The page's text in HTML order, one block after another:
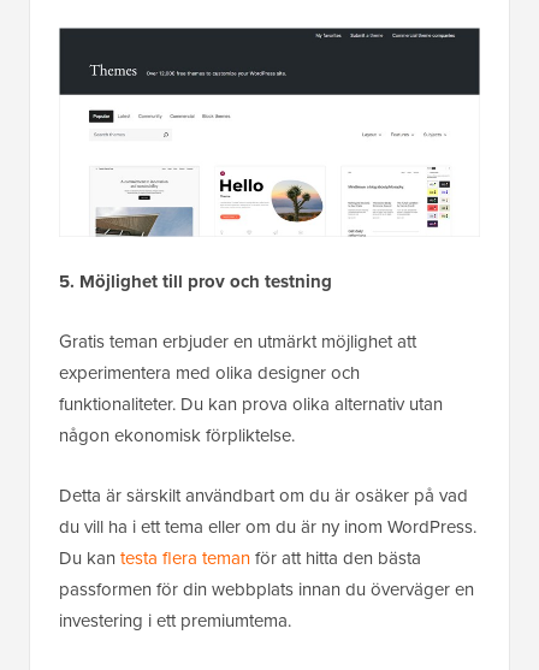
5. Möjlighet till prov och testning
Gratis teman erbjuder en utmärkt möjlighet att
experimentera med olika designer och
funktionaliteter. Du kan prova olika alternativ utan
någon ekonomisk förpliktelse.
Detta är särskilt användbart om du är osäker på vad
du vill ha i ett tema eller om du är ny inom WordPress.
Du kan testa flera temanför att hitta den bästa
passformen för din webbplats innan du överväger en
investering i ett premiumtema.